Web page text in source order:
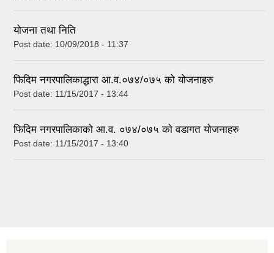
योजना तथा निति
Post date: 10/09/2018 - 11:37
फिदिम नगरपालिकाद्धारा आ.व.०७४/०७५ को योजनाहरु
Post date: 11/15/2017 - 13:44
फिदिम नगरपालिकाको आ.व. ०७४/०७५ काे वडागत योजनाहरु
Post date: 11/15/2017 - 13:40